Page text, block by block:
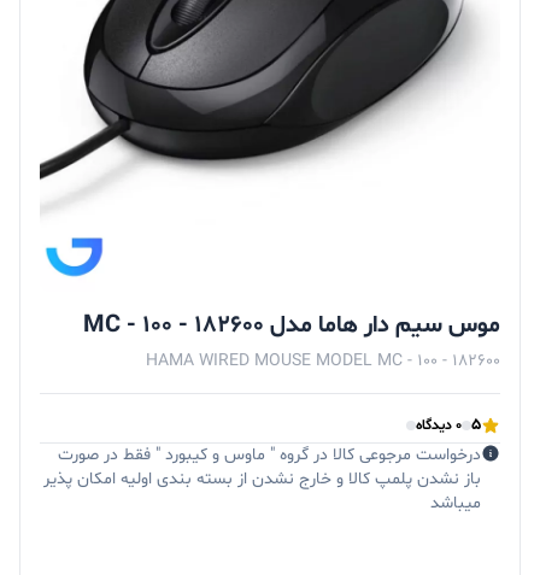
موس سیم دار هاما مدل MC - 100 - 182600
HAMA WIRED MOUSE MODEL MC - 100 - 182600
5 0 دیدگاه
درخواست مرجوعی کالا در گروه " ماوس و کیبورد " فقط در صورت
باز نشدن پلمپ کالا و خارج نشدن از بسته بندی اولیه امکان پذیر
میباشد